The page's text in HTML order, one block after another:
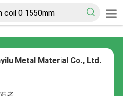
Metal Material Co., Ltd.